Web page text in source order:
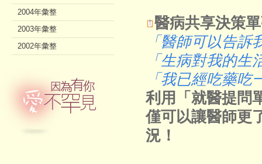
醫病共享決策
「醫師可以告
「生病對我的
「我已經吃藥
利用「就醫提問
僅可以讓醫師更
況！
2004年彙整
2003年彙整
2002年彙整